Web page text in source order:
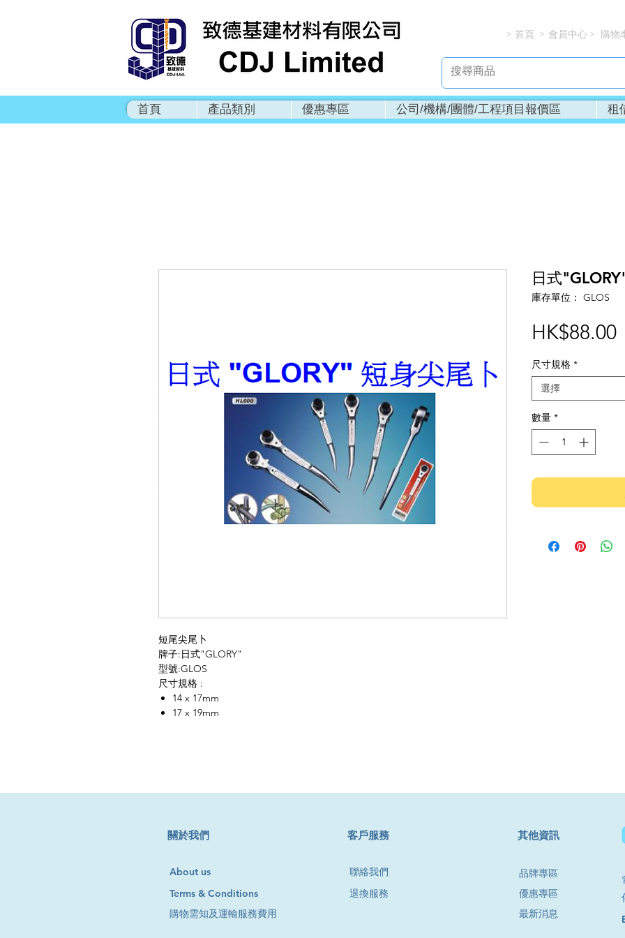
> > >
首頁 會員中心 購物
首頁 產品類別 優惠專區 公司/機構/團體/工程項目報價區 租
短尾尖尾卜
牌子:日式"GLORY"
型號:GLOS
尺寸規格 :
14 x 17mm
17 x 19mm
日式
庫存單位： GLOS
HK$88.00價
尺寸規格 *
選擇
數量 *
​關於我們
About us
Terms & Conditions
​客戶服務
聯絡我們
退換服務
購物需知及運輸服務費用
其他資訊
品牌專區
優惠專區
最新消息